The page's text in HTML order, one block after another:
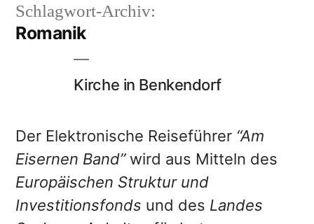
Schlagwort-Archiv:
Romanik
Kirche in Benkendorf
Der Elektronische Reiseführer “Am
Eisernen Band” wird aus Mitteln des
Europäischen Struktur und
Investitionsfonds und des Landes